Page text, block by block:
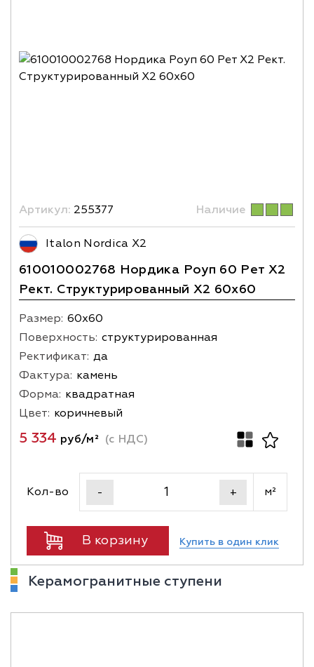
Артикул: 255377 Наличие
Italon Nordica X2
610010002768 Нордика Роуп 60 Рет X2
Рект. Структурированный X2 60х60
Размер: 60х60
Поверхность: структурированная
Ректификат: да
Фактура: камень
Форма: квадратная
Цвет: коричневый
5 334 руб/м² (с НДС)
Кол-во - + м²
В корзину Купить в один клик
Керамогранитные ступени